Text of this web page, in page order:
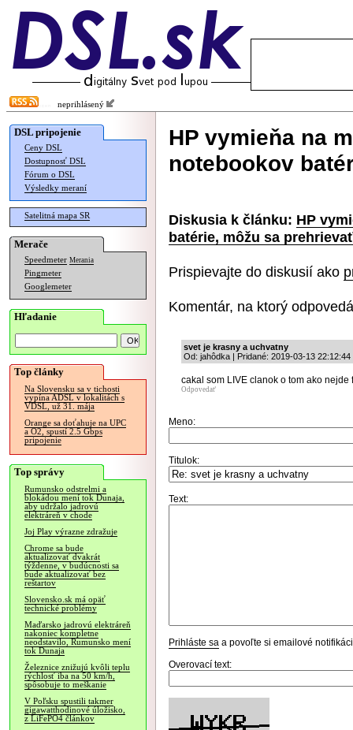
neprihlásený
DSL pripojenie
Ceny DSL
Dostupnosť DSL
Fórum o DSL
Výsledky meraní
Satelitná mapa SR
Merače
Speedmeter Merania
Pingmeter
Googlemeter
Hľadanie
Top články
Na Slovensku sa v tichosti
vypína ADSL v lokalitách s
VDSL, už 31. mája
Orange sa doťahuje na UPC
a O2, spustí 2.5 Gbps
pripojenie
Top správy
Rumunsko odstrelmi a
blokádou mení tok Dunaja,
aby udržalo jadrovú
elektráreň v chode
Joj Play výrazne zdražuje
Chrome sa bude
aktualizovať dvakrát
týždenne, v budúcnosti sa
bude aktualizovať bez
reštartov
Slovensko.sk má opäť
technické problémy
Maďarsko jadrovú elektráreň
nakoniec kompletne
neodstavilo, Rumunsko mení
tok Dunaja
Železnice znižujú kvôli teplu
rýchlosť iba na 50 km/h,
spôsobuje to meškanie
V Poľsku spustili takmer
gigawatthodinové úložisko,
z LiFePO4 článkov
HP vymieňa na
notebookov
Diskusia k článku: HP
batérie, môžu sa
Prispievajte do diskusií ako
Komentár, na ktorý
svet je krasny a uchvatny
Od: jahôdka | Pridané: 2019-03-13 22:12:44
cakal som LIVE clanok o tom ako nejde
Odpovedať
Meno:
Titulok:
Text:
Prihláste sa a povoľte si emailové
Overovací text: